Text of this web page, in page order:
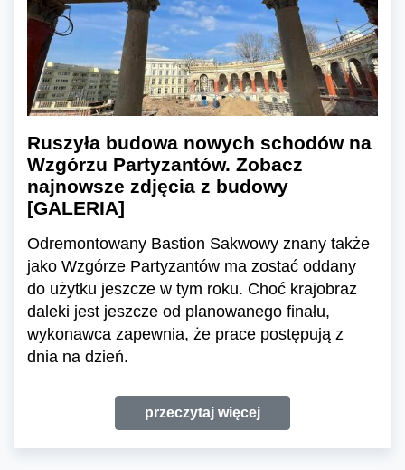
Ruszyła budowa nowych schodów na
Wzgórzu Partyzantów. Zobacz
najnowsze zdjęcia z budowy
[GALERIA]
Odremontowany Bastion Sakwowy znany także
jako Wzgórze Partyzantów ma zostać oddany
do użytku jeszcze w tym roku. Choć krajobraz
daleki jest jeszcze od planowanego finału,
wykonawca zapewnia, że prace postępują z
dnia na dzień.
przeczytaj więcej